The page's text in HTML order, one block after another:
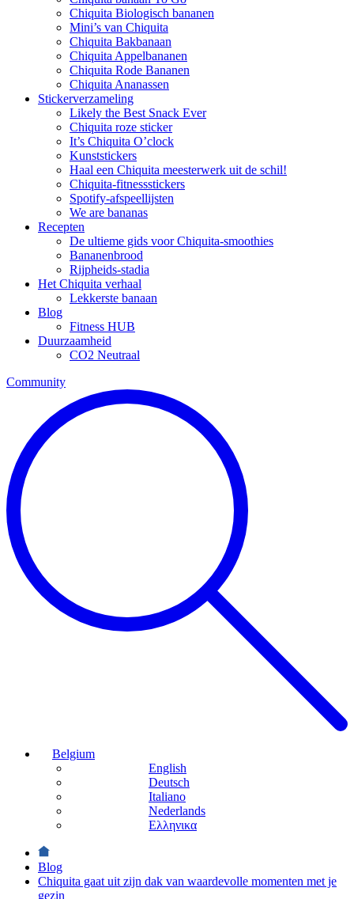
Chiquita Biologisch bananen
Mini’s van Chiquita
Chiquita Bakbanaan
Chiquita Appelbananen
Chiquita Rode Bananen
Chiquita Ananassen
Stickerverzameling
Likely the Best Snack Ever
Chiquita roze sticker
It’s Chiquita O’clock
Kunststickers
Haal een Chiquita meesterwerk uit de schil!
Chiquita-fitnessstickers
Spotify-afspeellijsten
We are bananas
Recepten
De ultieme gids voor Chiquita-smoothies
Bananenbrood
Rijpheids-stadia
Het Chiquita verhaal
Lekkerste banaan
Blog
Fitness HUB
Duurzaamheid
CO2 Neutraal
Community
Belgium
English
Deutsch
Italiano
Nederlands
Ελληνικα
Blog
Chiquita gaat uit zijn dak van waardevolle momenten met je
gezin